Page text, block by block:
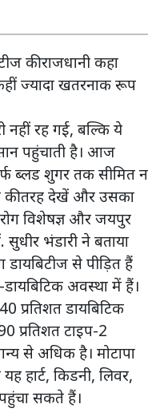
की राजधानी कहा
ज्यादा खतरनाक रूप
नहीं रह गई, बल्कि ये
पहुंचाती है। आज
ब्लड शुगर तक सीमित न
की तरह देखें और उसका
विशेषज्ञ और जयपुर
सुधीर भंडारी ने बताया
से पीड़ित हैं
अवस्था में हैं।
प्रतिशत डायबिटिक
प्रतिशत टाइप-2
से अधिक है। मोटापा
हार्ट, किडनी, लिवर,
सकते हैं।